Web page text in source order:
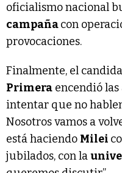
oficialismo nacional
campañacon
provocaciones.
Finalmente, el
Primera encendió las
intentar que no
Nosotros vamos a
está haciendo Milei
jubilados, con la